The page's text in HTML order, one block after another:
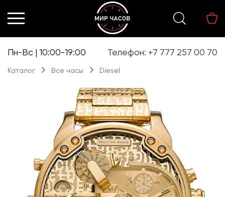
Пн-Вс | 10:00-19:00 Телефон: +7 777 257 00 70
Каталог Все часы Diesel